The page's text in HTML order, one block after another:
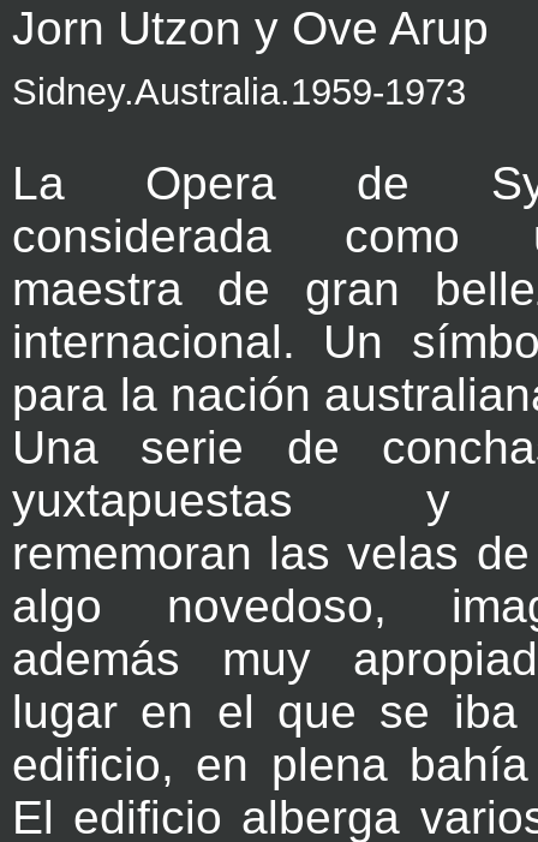
Jorn Utzon y Ove Arup
Sidney.Australia.1959-1973
La Opera de
considerada como
maestra de gran
internacional. Un
para la nación
Una serie de
yuxtapuestas y
rememoran las velas
algo novedoso,
además muy
lugar en el que se iba
edificio, en plena
El edificio alberga